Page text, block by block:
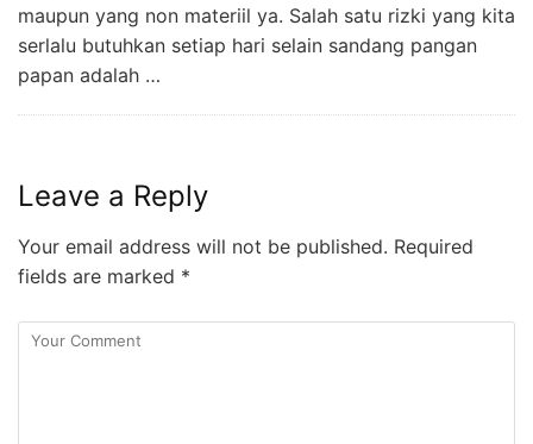
maupun yang non materiil ya. Salah satu rizki yang kita
serlalu butuhkan setiap hari selain sandang pangan
papan adalah …
Leave a Reply
Your email address will not be published. Required
fields are marked *